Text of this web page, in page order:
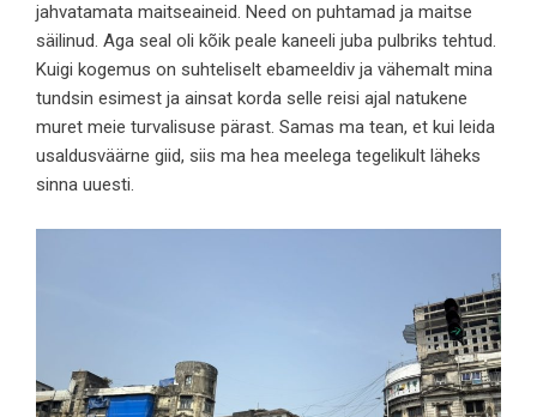
jahvatamata maitseaineid. Need on puhtamad ja maitse
säilinud. Aga seal oli kõik peale kaneeli juba pulbriks tehtud.
Kuigi kogemus on suhteliselt ebameeldiv ja vähemalt mina
tundsin esimest ja ainsat korda selle reisi ajal natukene
muret meie turvalisuse pärast. Samas ma tean, et kui leida
usaldusväärne giid, siis ma hea meelega tegelikult läheks
sinna uuesti.